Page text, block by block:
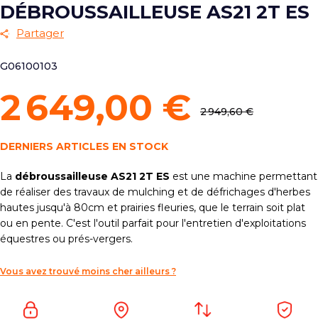
DÉBROUSSAILLEUSE AS21 2T ES
Partager
G06100103
2 649,00 € 2 949,60 €
DERNIERS ARTICLES EN STOCK
La débroussailleuse AS21 2T ES est une machine permettant
de réaliser des travaux de mulching et de défrichages d'herbes
hautes jusqu'à 80cm et prairies fleuries, que le terrain soit plat
ou en pente. C'est l'outil parfait pour l'entretien d'exploitations
équestres ou prés-vergers.
Vous avez trouvé moins cher ailleurs ?